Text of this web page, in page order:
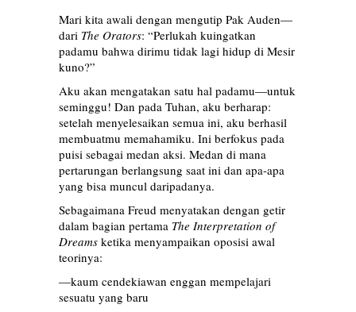
Mari kita awali dengan mengutip Pak Auden—
dari The Orators: “Perlukah kuingatkan
padamu bahwa dirimu tidak lagi hidup di Mesir
kuno?”
Aku akan mengatakan satu hal padamu—untuk
seminggu! Dan pada Tuhan, aku berharap:
setelah menyelesaikan semua ini, aku berhasil
membuatmu memahamiku. Ini berfokus pada
puisi sebagai medan aksi. Medan di mana
pertarungan berlangsung saat ini dan apa-apa
yang bisa muncul daripadanya.
Sebagaimana Freud menyatakan dengan getir
dalam bagian pertama The Interpretation of
Dreams ketika menyampaikan oposisi awal
teorinya:
—kaum cendekiawan enggan mempelajari
sesuatu yang baru